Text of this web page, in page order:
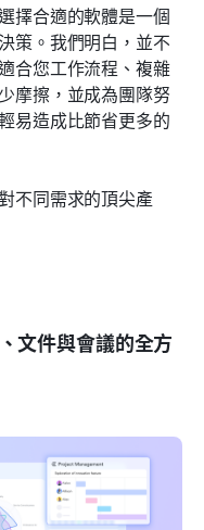
擇合適的軟體是一個
策。我們明白，並不
合您工作流程、複雜
摩擦，並成為團隊努
易造成比節省更多的
不同需求的頂尖產
文件與會議的全方